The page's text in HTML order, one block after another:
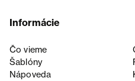
Informácie
Čo vieme
Šablóny
Nápoveda